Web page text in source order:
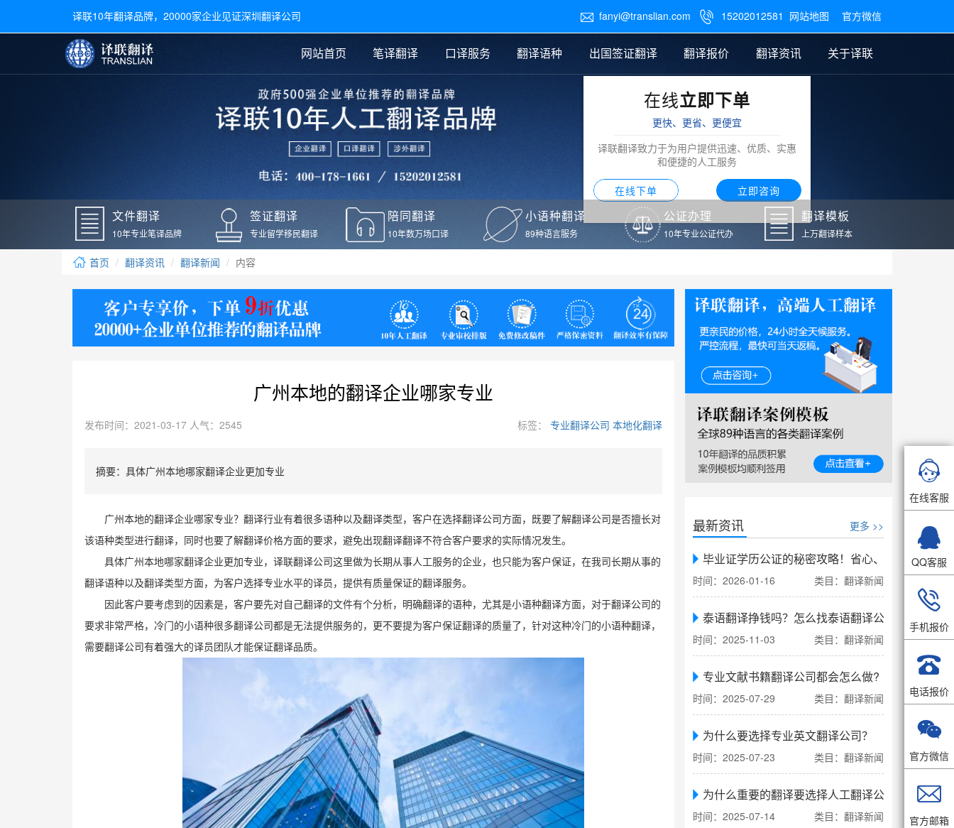
译联10年翻译品牌，20000家企业见证深圳翻译公司  fanyi@translian.com  15202012581 网站地图 官方微信
网站首页 笔译翻译
文件翻译 医学翻译 法律翻译 说明书翻译 图纸翻译
口译服务
广交会翻译 交替传译 同声传译
翻译语种
常用语种翻译
日语翻译
德语翻译
老挝语翻译 泰语翻译
葡萄牙语翻译
出国签证翻译
毕业证翻译
户口本翻译
学位证翻译
身份证翻译
签证材料翻译
银行流水翻译
驾照翻译
疫苗本翻译
新冠疫苗接种证明翻译
核酸检测报告英文版翻
译
翻译报价
笔译翻译报价
证件翻译报价
翻译资讯
公证样本
签证翻译
口译新闻
翻译新闻
关于译联
在线立即下单
更快、更省、更便宜
译联翻译致力于为用户提供迅速、优质、实惠
和便捷的人工服务
在线下单 立即咨询
文件翻译
10年专业笔译品牌
签证翻译
专业留学移民翻译
陪同翻译
10年数万场口译
小语种翻译
89种语言服务
公证办理
10年专业公证代办
翻译模板
上万翻译样本
首页 翻译资讯 翻译新闻 内容
广州本地的翻译企业哪家专业
发布时间：2021-03-17 人气：2545 标签： 专业翻译公司 本地化翻译
摘要：具体广州本地哪家翻译企业更加专业
广州本地的翻译企业哪家专业？翻译行业有着很多语种以及翻译类型，客户在选择翻译公司方面，既要了解翻译公司是否擅长对
该语种类型进行翻译，同时也要了解翻译价格方面的要求，避免出现翻译翻译不符合客户要求的实际情况发生。
具体广州本地哪家翻译企业更加专业，译联翻译公司这里做为长期从事人工服务的企业，也只能为客户保证，在我司长期从事的
翻译语种以及翻译类型方面，为客户选择专业水平的译员，提供有质量保证的翻译服务。
因此客户要考虑到的因素是，客户要先对自己翻译的文件有个分析，明确翻译的语种，尤其是小语种翻译方面，对于翻译公司的
要求非常严格，冷门的小语种很多翻译公司都是无法提供服务的，更不要提为客户保证翻译的质量了，针对这种冷门的小语种翻译，
需要翻译公司有着强大的译员团队才能保证翻译品质。
最新资讯 更多 >>
毕业证学历公证的秘密攻略！省心、省力、省时
时间：2026-01-16 类目：翻译新闻
泰语翻译挣钱吗？怎么找泰语翻译公司翻译
时间：2025-11-03 类目：翻译新闻
专业文献书籍翻译公司都会怎么做?
时间：2025-07-29 类目：翻译新闻
为什么要选择专业英文翻译公司？
时间：2025-07-23 类目：翻译新闻
为什么重要的翻译要选择人工翻译公司
时间：2025-07-14 类目：翻译新闻

在线客服

QQ客服

手机报价

电话报价

官方微信

官方邮箱